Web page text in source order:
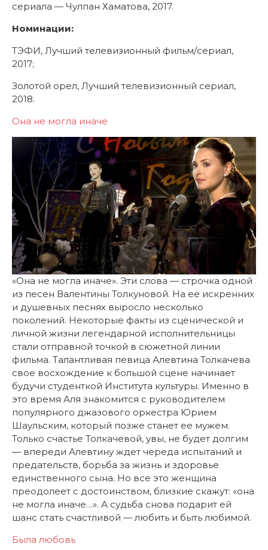
сериала — Чулпан Хаматова, 2017.
Номинации:
ТЭФИ, Лучший телевизионный фильм/сериал,
2017;
Золотой орел, Лучший телевизионный сериал,
2018.
Она не могла иначе
«Она не могла иначе». Эти слова — строчка одной
из песен Валентины Толкуновой. На ее искренних
и душевных песнях выросло несколько
поколений. Некоторые факты из сценической и
личной жизни легендарной исполнительницы
стали отправной точкой в сюжетной линии
фильма. Талантливая певица Алевтина Толкачева
свое восхождение к большой сцене начинает
будучи студенткой Института культуры. Именно в
это время Аля знакомится с руководителем
популярного джазового оркестра Юрием
Шаульским, который позже станет ее мужем.
Только счастье Толкачевой, увы, не будет долгим
— впереди Алевтину ждет череда испытаний и
предательств, борьба за жизнь и здоровье
единственного сына. Но все это женщина
преодолеет с достоинством, близкие скажут: «она
не могла иначе…». А судьба снова подарит ей
шанс стать счастливой — любить и быть любимой.
Была любовь